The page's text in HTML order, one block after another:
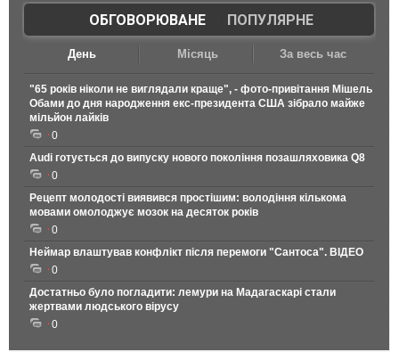
ОБГОВОРЮВАНЕ| ПОПУЛЯРНЕ
День Місяць За весь час
"65 років ніколи не виглядали краще", - фото-привітання Мішель
Обами до дня народження екс-президента США зібрало майже
мільйон лайків
0
Audi готується до випуску нового покоління позашляховика Q8
0
Рецепт молодості виявився простішим: володіння кількома
мовами омолоджує мозок на десяток років
0
Неймар влаштував конфлікт після перемоги "Сантоса". ВІДЕО
0
Достатньо було погладити: лемури на Мадагаскарі стали
жертвами людського вірусу
0